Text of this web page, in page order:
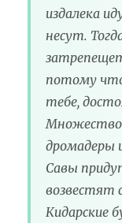
издалека
несут.
потому
тебе,
Множество
дромадеры
Савы
возвестят
Кидарские